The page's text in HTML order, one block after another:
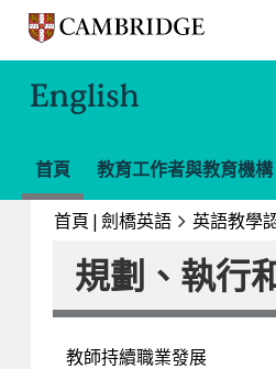
首頁 教育工作者與教育機構
首頁 | 劍橋英語 英語教學
規劃、執行
教師持續職業發展